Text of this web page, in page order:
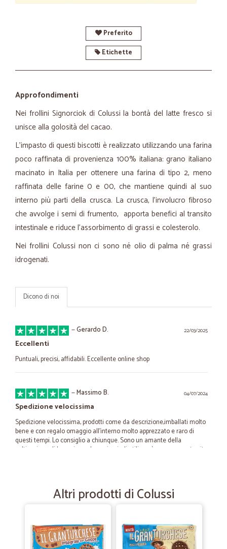
Preferito
Etichette
Approfondimenti
Nei frollini Signorciok di Colussi la bontà del latte fresco si
unisce alla golosità del cacao.
L'impasto di questi biscotti è realizzato utilizzando una farina
poco raffinata di provenienza 100% italiana: grano italiano
macinato in Italia per ottenere una farina di tipo 2, meno
raffinata delle farine 0 e 00, che mantiene quindi al suo
interno più parti della crusca. La crusca, l'involucro fibroso
che avvolge i semi di frumento, apporta benefici al transito
intestinale e riduce l'assorbimento di grassi e colesterolo.
Nei frollini Colussi non ci sono né olio di palma né grassi
idrogenati.
Dicono di noi
22/03/2025
—Gerardo D.
Eccellenti
Puntuali, precisi, affidabili. Eccellente online shop
04/07/2024
—Massimo B.
Spedizione velocissima
Spedizione velocissima, prodotti come da descrizione,imballati molto
bene e con regalo omaggio all’interno molto apprezzato e raro di
questi tempi. Lo consiglio a chiunque. Sono un amante della
coltivazione di bonsai e prebonsai quindi utilizzerò spesso questo sito
— Marco B.
Altri prodotti di Colussi